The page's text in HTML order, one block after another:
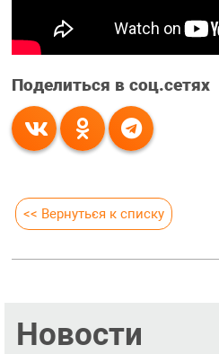
Поделиться в соц.сетях
<< Вернуться к списку
Новости